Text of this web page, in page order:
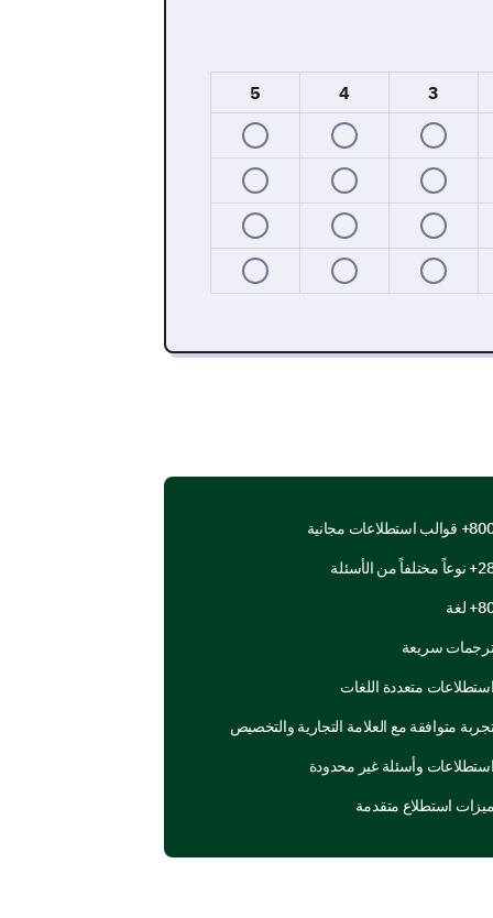
3
4
5
سجل تعليقك هنا: استطلاعات مجانية
مختلفاً من الأسئلة
لغة
سريعة
استطلاعات متعددة اللغات
متوافقة مع العلامة التجارية والتخصيص
استطلاعات وأسئلة غير محدودة
ميزات استطلاع متقدمة